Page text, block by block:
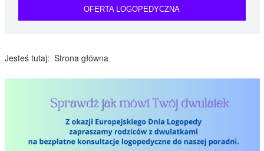
OFERTA LOGOPEDYCZNA
Jesteś tutaj: Strona główna